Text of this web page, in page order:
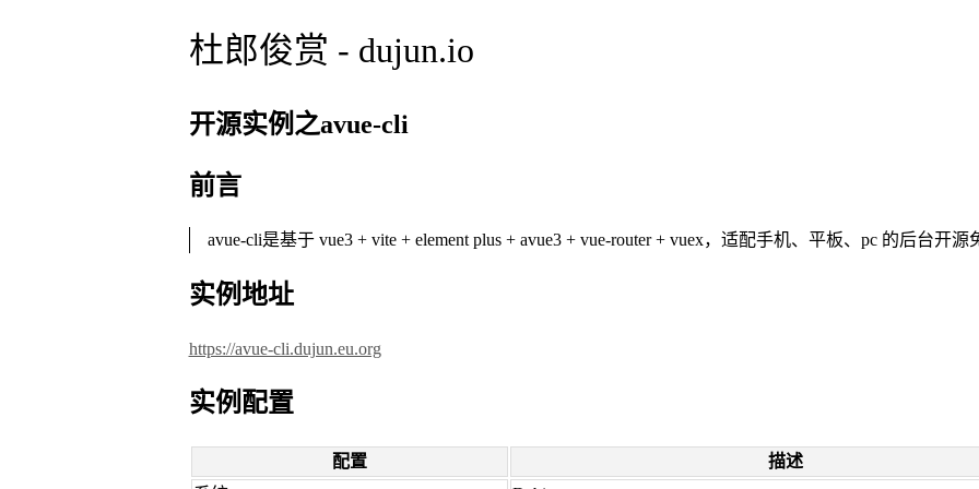
杜郎俊赏 - dujun.io
开源实例之avue-cli
前言
avue-cli是基于 vue3 + vite + element plus + avue3 + vue-router + vuex，适配手机、平板、pc 的后台开源
实例地址
https://avue-cli.dujun.eu.org
实例配置
配置
描述